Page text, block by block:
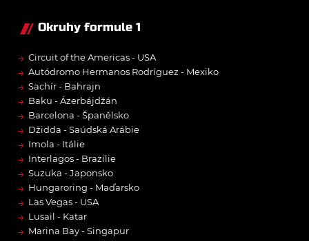
Okruhy formule 1
→ Circuit of the Americas - USA
→ Autódromo Hermanos Rodríguez - Mexiko
→ Sachír - Bahrajn
→ Baku - Ázerbájdžán
→ Barcelona - Španělsko
→ Džidda - Saúdská Arábie
→ Imola - Itálie
→ Interlagos - Brazílie
→ Suzuka - Japonsko
→ Hungaroring - Maďarsko
→ Las Vegas - USA
→ Lusail - Katar
→ Marina Bay - Singapur